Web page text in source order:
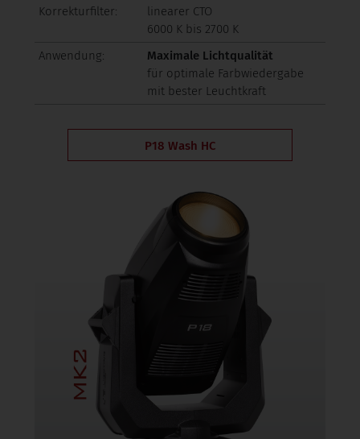
Korrekturfilter:
linearer CTO
6000 K bis 2700 K
Anwendung:
Maximale Lichtqualität
für optimale Farbwiedergabe
mit bester Leuchtkraft
P18 Wash HC